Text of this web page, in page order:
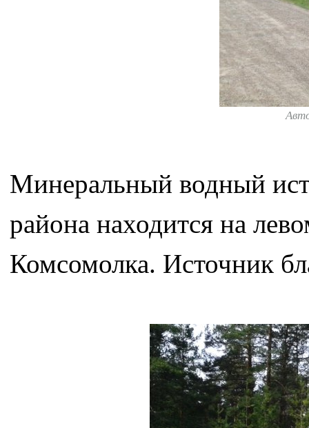
Минеральный водный
района находится на
Комсомолка. Источник